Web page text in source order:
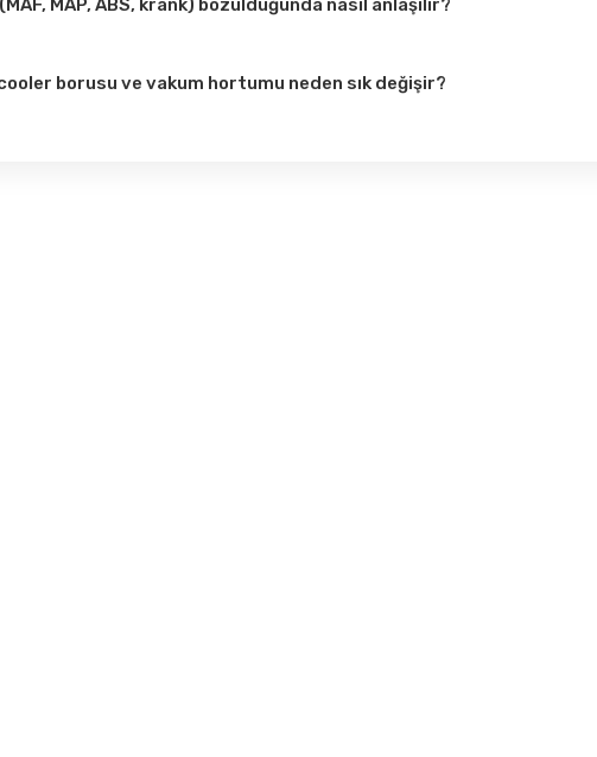
MAP, ABS, krank) bozulduğunda nasıl anlaşılır?
ettirdiğinizde hangi sensörün arızalı olduğu net şekilde görülebilir.
borusu ve vakum hortumu neden sık değişir?